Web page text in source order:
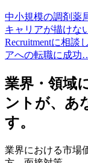
中小規模の調剤薬
キャリアが描けな
Recruitmentに相談
アへの転職に成功
業界・領域
ントが、 あ
す。
業界における市場